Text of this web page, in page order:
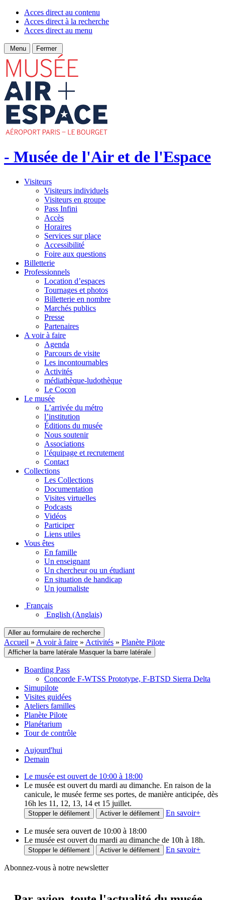
Acces direct au contenu
Acces direct à la recherche
Acces direct au menu
Menu Fermer
- Musée de l'Air et de l'Espace
Visiteurs
Visiteurs individuels
Visiteurs en groupe
Pass Infini
Accès
Horaires
Services sur place
Accessibilité
Foire aux questions
Billetterie
Professionnels
Location d’espaces
Tournages et photos
Billetterie en nombre
Marchés publics
Presse
Partenaires
A voir à faire
Agenda
Parcours de visite
Les incontournables
Activités
médiathèque-ludothèque
Le Cocon
Le musée
L’arrivée du métro
l’institution
Éditions du musée
Nous soutenir
Associations
l’équipage et recrutement
Contact
Collections
Les Collections
Documentation
Visites virtuelles
Podcasts
Vidéos
Participer
Liens utiles
Vous êtes
En famille
Un enseignant
Un chercheur ou un étudiant
En situation de handicap
Un journaliste
Français
English (Anglais)
Aller au formulaire de recherche
Accueil » A voir à faire » Activités » Planète Pilote
Afficher la barre latérale Masquer la barre latérale
Boarding Pass
Concorde F-WTSS Prototype, F-BTSD Sierra Delta
Simupilote
Visites guidées
Ateliers familles
Planète Pilote
Planétarium
Tour de contrôle
Aujourd'hui
Demain
Le musée est ouvert de 10:00 à 18:00
Le musée est ouvert du mardi au dimanche. En raison de la
canicule, le musée ferme ses portes, de manière anticipée, dès
16h les 11, 12, 13, 14 et 15 juillet.
Stopper le défilement Activer le défilement En savoir+
Le musée sera ouvert de 10:00 à 18:00
Le musée est ouvert du mardi au dimanche de 10h à 18h.
Stopper le défilement Activer le défilement En savoir+
Abonnez-vous à notre newsletter